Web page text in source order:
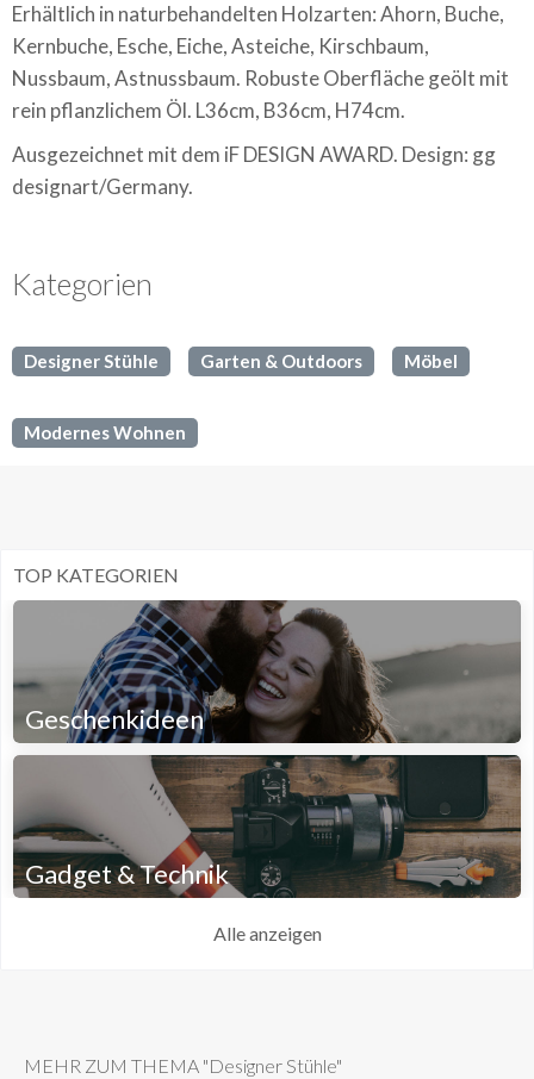
Erhältlich in naturbehandelten Holzarten: Ahorn, Buche,
Kernbuche, Esche, Eiche, Asteiche, Kirschbaum,
Nussbaum, Astnussbaum. Robuste Oberfläche geölt mit
rein pflanzlichem Öl. L36cm, B36cm, H74cm.
Ausgezeichnet mit dem iF DESIGN AWARD. Design: gg
designart/Germany.
Kategorien
Designer Stühle Garten & Outdoors Möbel
Modernes Wohnen
TOP KATEGORIEN
Geschenkideen
Gadget & Technik
Alle anzeigen
MEHR ZUM THEMA "Designer Stühle"